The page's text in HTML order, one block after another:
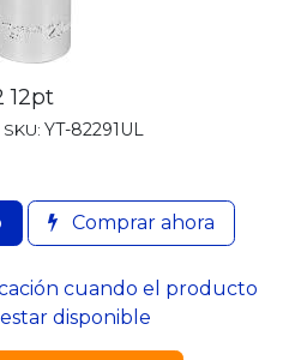
12pt
SKU: YT-82291UL
Comprar ahora
cuando el producto
disponible